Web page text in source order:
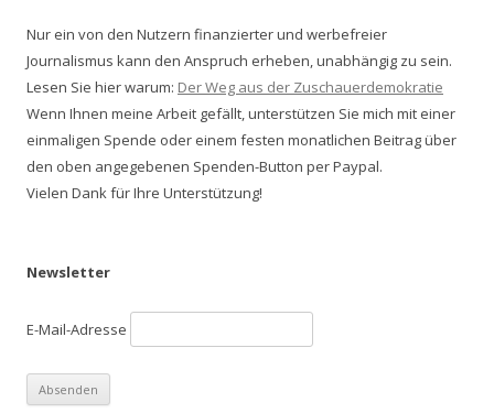
Nur ein von den Nutzern finanzierter und werbefreier
Journalismus kann den Anspruch erheben, unabhängig zu sein.
Lesen Sie hier warum: Der Weg aus der Zuschauerdemokratie
Wenn Ihnen meine Arbeit gefällt, unterstützen Sie mich mit einer
einmaligen Spende oder einem festen monatlichen Beitrag über
den oben angegebenen Spenden-Button per Paypal.
Vielen Dank für Ihre Unterstützung!
Newsletter
E-Mail-Adresse